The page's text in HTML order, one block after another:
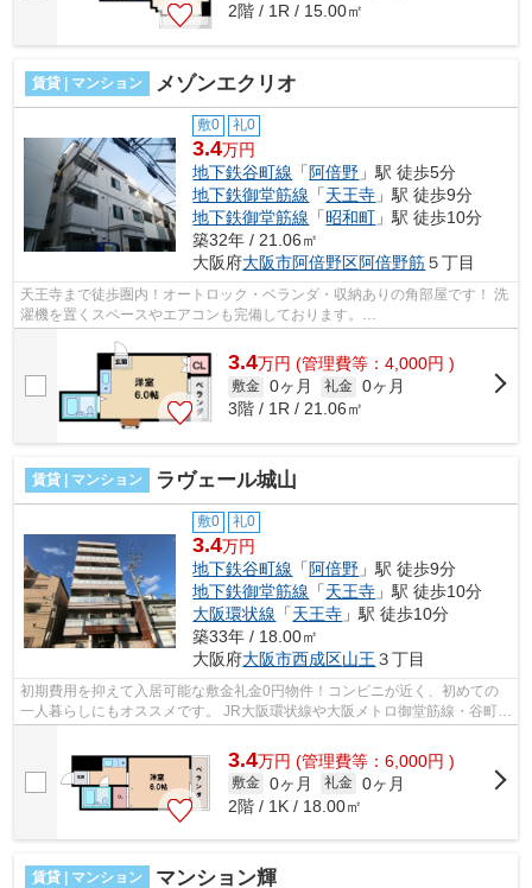
2階 / 1R / 15.00㎡
賃貸 | マンション メゾンエクリオ
敷0 礼0
3.4万円
地下鉄谷町線 「阿倍野 」駅 徒歩5分
地下鉄御堂筋線 「天王寺 」駅 徒歩9分
地下鉄御堂筋線 「昭和町 」駅 徒歩10分
築32年 / 21.06㎡
大阪府大阪市阿倍野区阿倍野筋５丁目
天王寺まで徒歩圏内！オートロック・ベランダ・収納ありの角部屋です！ 洗
濯機を置くスペースやエアコンも完備しております。
■□■□■□■□■□■□■□■□■□■□■□■□■□■□■□■□■□■□■□■□ ご覧いただ...
3.4万円 (管理費等：4,000円 )
敷金 0ヶ月 礼金 0ヶ月
3階 / 1R / 21.06㎡
賃貸 | マンション ラヴェール城山
敷0 礼0
3.4万円
地下鉄谷町線 「 阿倍野 」駅 徒歩9分
地下鉄御堂筋線 「天王寺 」駅 徒歩10分
大阪環状線 「天王寺 」駅 徒歩10分
築33年 / 18.00㎡
大阪府大阪市西成区山王 ３丁目
初期費用を抑えて入居可能な敷金礼金0円物件！コンビニが近く、初めての
一人暮らしにもオススメです。 JR大阪環状線や大阪メトロ御堂筋線・谷町線
3.4万円 (管理費等：6,000円 )
敷金 0ヶ月 礼金 0ヶ月
2階 / 1K / 18.00㎡
賃貸 | マンション マンション輝